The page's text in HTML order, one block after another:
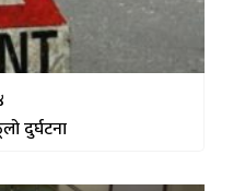
दुर्घटना